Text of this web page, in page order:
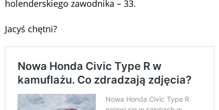
holenderskiego zawodnika – 33.
Jacyś chętni?